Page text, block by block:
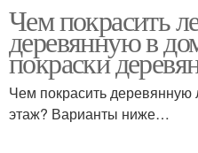
Чем покрасить
деревянную в
покраски
Чем покрасить деревянную
этаж? Варианты ниже…